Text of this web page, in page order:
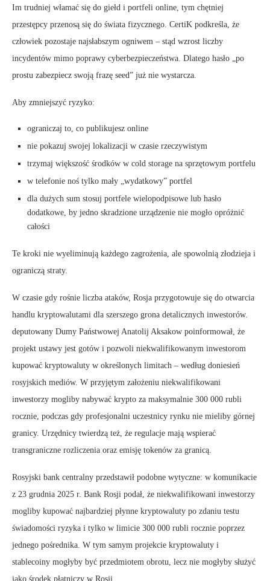
Im trudniej włamać się do giełd i portfeli online, tym chętniej
przestępcy przenosą się do świata fizycznego. CertiK podkreśla, że
człowiek pozostaje najsłabszym ogniwem – stąd wzrost liczby
incydentów mimo poprawy cyberbezpieczeństwa. Dlatego hasło „po
prostu zabezpiecz swoją frazę seed” już nie wystarcza.
Aby zmniejszyć ryzyko:
ograniczaj to, co publikujesz online
nie pokazuj swojej lokalizacji w czasie rzeczywistym
trzymaj większość środków w cold storage na sprzętowym portfelu
w telefonie noś tylko mały „wydatkowy” portfel
dla dużych sum stosuj portfele wielopodpisowe lub hasło
dodatkowe, by jedno skradzione urządzenie nie mogło opróżnić
całości
Te kroki nie wyeliminują każdego zagrożenia, ale spowolnią złodzieja i
ograniczą straty.
W czasie gdy rośnie liczba ataków, Rosja przygotowuje się do otwarcia
handlu kryptowalutami dla szerszego grona detalicznych inwestorów.
deputowany Dumy Państwowej Anatolij Aksakow poinformował, że
projekt ustawy jest gotów i pozwoli niekwalifikowanym inwestorom
kupować kryptowaluty w określonych limitach – według doniesień
rosyjskich mediów. W przyjętym założeniu niekwalifikowani
inwestorzy mogliby nabywać krypto za maksymalnie 300 000 rubli
rocznie, podczas gdy profesjonalni uczestnicy rynku nie mieliby górnej
granicy. Urzędnicy twierdzą też, że regulacje mają wspierać
transgraniczne rozliczenia oraz emisję tokenów za granicą.
Rosyjski bank centralny przedstawił podobne wytyczne: w komunikacie
z 23 grudnia 2025 r. Bank Rosji podał, że niekwalifikowani inwestorzy
mogliby kupować najbardziej płynne kryptowaluty po zdaniu testu
świadomości ryzyka i tylko w limicie 300 000 rubli rocznie poprzez
jednego pośrednika. W tym samym projekcie kryptowaluty i
stablecoiny mogłyby być przedmiotem obrotu, lecz nie mogłyby służyć
jako środek płatniczy w Rosji.